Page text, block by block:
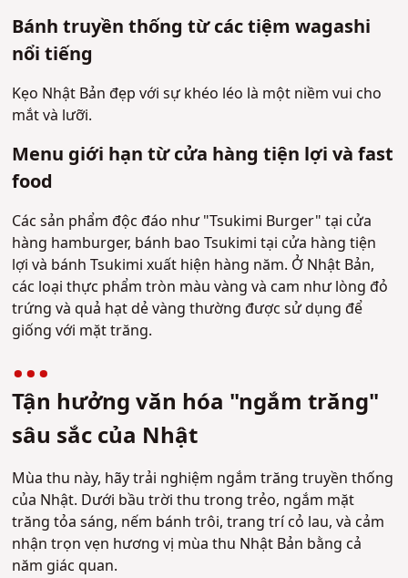
Bánh truyền thống từ các tiệm wagashi
nổi tiếng
Kẹo Nhật Bản đẹp với sự khéo léo là một niềm vui cho
mắt và lưỡi.
Menu giới hạn từ cửa hàng tiện lợi và fast
food
Các sản phẩm độc đáo như "Tsukimi Burger" tại cửa
hàng hamburger, bánh bao Tsukimi tại cửa hàng tiện
lợi và bánh Tsukimi xuất hiện hàng năm. Ở Nhật Bản,
các loại thực phẩm tròn màu vàng và cam như lòng đỏ
trứng và quả hạt dẻ vàng thường được sử dụng để
giống với mặt trăng.
Tận hưởng văn hóa "ngắm trăng"
sâu sắc của Nhật
Mùa thu này, hãy trải nghiệm ngắm trăng truyền thống
của Nhật. Dưới bầu trời thu trong trẻo, ngắm mặt
trăng tỏa sáng, nếm bánh trôi, trang trí cỏ lau, và cảm
nhận trọn vẹn hương vị mùa thu Nhật Bản bằng cả
năm giác quan.